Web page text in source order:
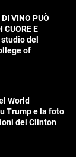
VINO PUÒ
CUORE E
del
of
World
Trump e la foto
dei Clinton